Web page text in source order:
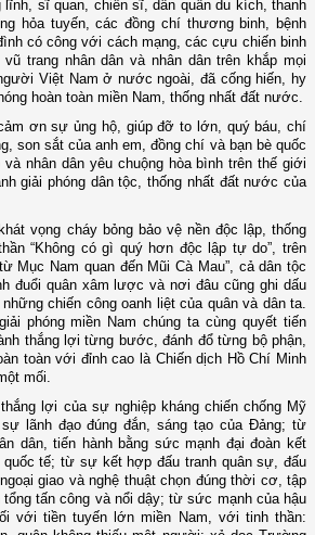
sĩ quan, chiến sĩ, dân quân du kích, thanh
hỏa tuyến, các đồng chí thương binh, bệnh
có công với cách mạng, các cựu chiến binh
trang nhân dân và nhân dân trên khắp mọi
Việt Nam ở nước ngoài, đã cống hiến, hy
hoàn toàn miền Nam, thống nhất đất nước.
ơn sự ủng hộ, giúp đỡ to lớn, quý báu, chí
son sắt của anh em, đồng chí và bạn bè quốc
nhân dân yêu chuộng hòa bình trên thế giới
giải phóng dân tộc, thống nhất đất nước của
vọng cháy bỏng bảo vệ nền độc lập, thống
“Không có gì quý hơn độc lập tự do”, trên
Mục Nam quan đến Mũi Cà Mau”, cả dân tộc
đuổi quân xâm lược và nơi đâu cũng ghi dấu
chiến công oanh liệt của quân và dân ta.
phóng miền Nam chúng ta cùng quyết tiến
thắng lợi từng bước, đánh đổ từng bộ phận,
toàn với đỉnh cao là Chiến dịch Hồ Chí Minh
mối.
lợi của sự nghiệp kháng chiến chống Mỹ
lãnh đạo đúng đắn, sáng tạo của Đảng; từ
dân, tiến hành bằng sức mạnh đại đoàn kết
tế; từ sự kết hợp đấu tranh quân sự, đấu
giao và nghệ thuật chọn đúng thời cơ, tập
tấn công và nổi dậy; từ sức mạnh của hậu
với tiền tuyến lớn miền Nam, với tinh thần: